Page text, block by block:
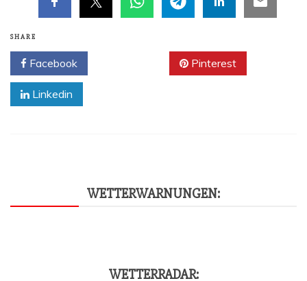
SHARE
Facebook Pinterest
Linkedin
WET­TER­WAR­NUN­GEN:
WET­TER­RA­DAR: